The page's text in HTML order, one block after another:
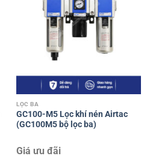
LỌC BA
GC100-M5 Lọc khí nén Airtac
(GC100M5 bộ lọc ba)
Giá ưu đãi